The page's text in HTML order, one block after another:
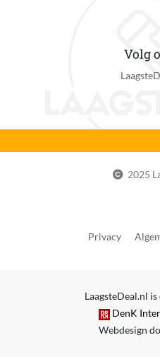
Volg
2025
Privacy
LaagsteDeal.nl
DenK
Webdesign